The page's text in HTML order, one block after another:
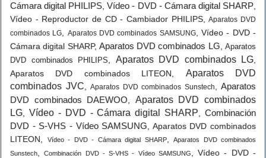
Cámara digital PHILIPS ,Vídeo - DVD - Cámara digital SHARP
Vídeo - Reproductor de CD - Cambiador PHILIPS,Aparatos DVD
combinados LG
Aparatos DVD combinados SAMSUNG,Vídeo - DVD -
Cámara digital SHARP, Aparatos DVD combinados LG ,Aparatos
DVD combinados PHILIPS
Aparatos DVD combinados LG
Aparatos DVD combinados LITEON
Aparatos DVD
combinados JVC
Aparatos DVD combinados Sunstech
Aparatos
DVD combinados DAEWOO
Aparatos DVD combinados
LG
Vídeo - DVD - Cámara digital SHARP
Combinación
DVD - S-VHS - Vídeo SAMSUNG
Aparatos DVD combinados
LITEON
Vídeo - DVD - Cámara digital SHARP,
Aparatos DVD combinados
Sunstech
,Combinación DVD - S-VHS - Vídeo SAMSUNG ,Vídeo - DVD -